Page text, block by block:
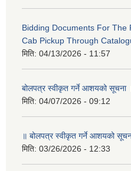
Bidding Documents For The
Cab Pickup Through
मिति: 04/13/2026 - 11:57
बोलपत्र स्वीकृत गर्ने आशयको सूचना
मिति: 04/07/2026 - 09:12
॥ बोलपत्र स्वीकृत गर्ने आशयको
मिति: 03/26/2026 - 12:33